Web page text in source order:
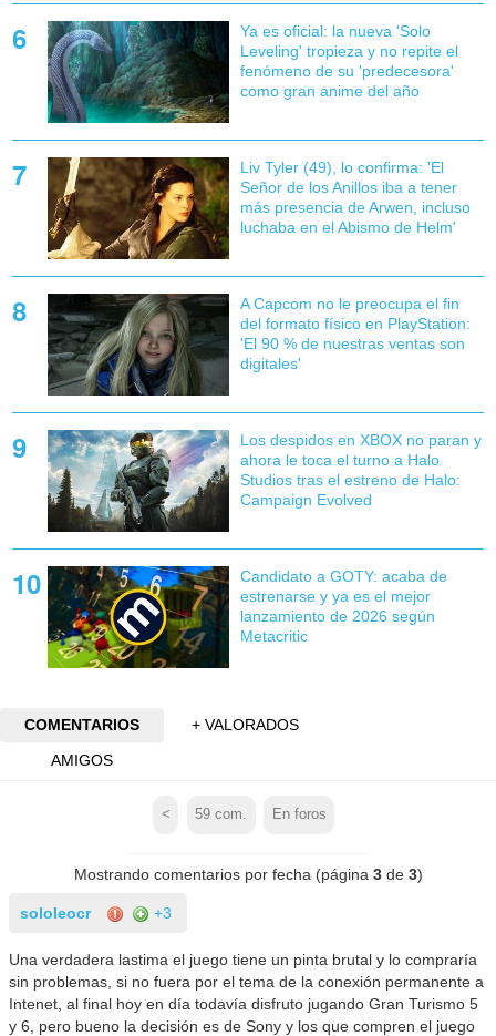
Ya es oficial: la nueva 'Solo
Leveling' tropieza y no repite el
fenómeno de su 'predecesora'
como gran anime del año
Liv Tyler (49), lo confirma: 'El
Señor de los Anillos iba a tener
más presencia de Arwen, incluso
luchaba en el Abismo de Helm'
A Capcom no le preocupa el fin
del formato físico en PlayStation:
'El 90 % de nuestras ventas son
digitales'
Los despidos en XBOX no paran y
ahora le toca el turno a Halo
Studios tras el estreno de Halo:
Campaign Evolved
Candidato a GOTY: acaba de
estrenarse y ya es el mejor
lanzamiento de 2026 según
Metacritic
COMENTARIOS
+ VALORADOS
AMIGOS
< 59 com. En foros
Mostrando comentarios por fecha (página 3de 3)
sololeocr +3
Una verdadera lastima el juego tiene un pinta brutal y lo compraría
sin problemas, si no fuera por el tema de la conexión permanente a
Intenet, al final hoy en día todavía disfruto jugando Gran Turismo 5
y 6, pero bueno la decisión es de Sony y los que compren el juego